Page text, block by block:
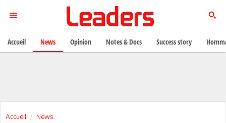
Accueil News
Accueil News Opinion Notes & Docs Success story